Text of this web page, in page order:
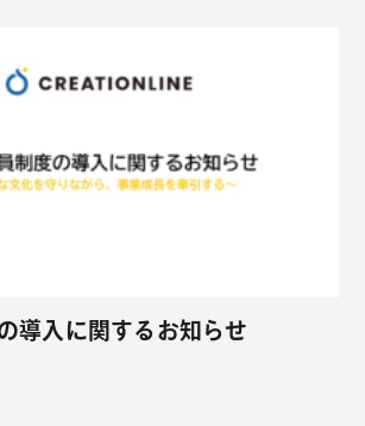
導入に関するお知らせ